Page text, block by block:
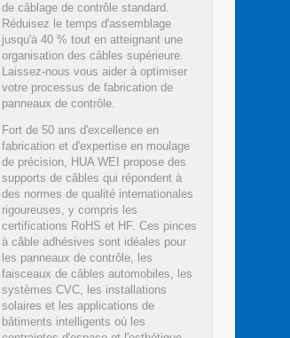
de câblage de contrôle standard.
Réduisez le temps d'assemblage
jusqu'à 40 % tout en atteignant une
organisation des câbles supérieure.
Laissez-nous vous aider à optimiser
votre processus de fabrication de
panneaux de contrôle.
Fort de 50 ans d'excellence en
fabrication et d'expertise en moulage
de précision, HUA WEI propose des
supports de câbles qui répondent à
des normes de qualité internationales
rigoureuses, y compris les
certifications RoHS et HF. Ces pinces
à câble adhésives sont idéales pour
les panneaux de contrôle, les
faisceaux de câbles automobiles, les
systèmes CVC, les installations
solaires et les applications de
bâtiments intelligents où les